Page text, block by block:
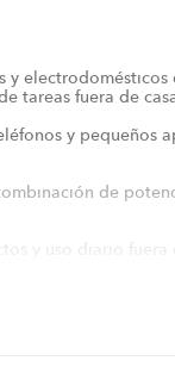
tareas fuera de
y pequeños
de
y uso diario fuera
de